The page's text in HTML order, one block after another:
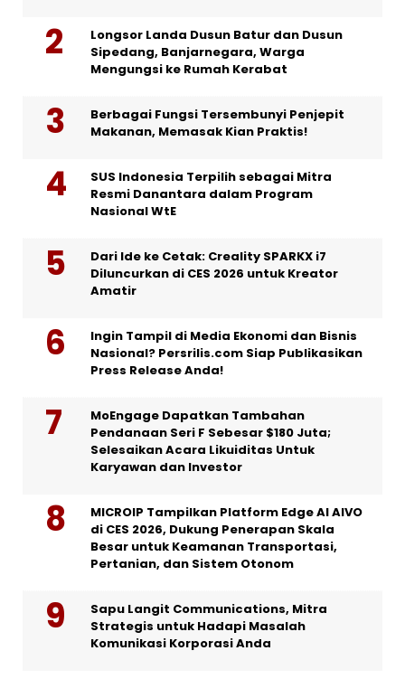
Longsor Landa Dusun Batur dan Dusun
Sipedang, Banjarnegara, Warga
Mengungsi ke Rumah Kerabat
Berbagai Fungsi Tersembunyi Penjepit
Makanan, Memasak Kian Praktis!
SUS Indonesia Terpilih sebagai Mitra
Resmi Danantara dalam Program
Nasional WtE
Dari Ide ke Cetak: Creality SPARKX i7
Diluncurkan di CES 2026 untuk Kreator
Amatir
Ingin Tampil di Media Ekonomi dan Bisnis
Nasional? Persrilis.com Siap Publikasikan
Press Release Anda!
MoEngage Dapatkan Tambahan
Pendanaan Seri F Sebesar $180 Juta;
Selesaikan Acara Likuiditas Untuk
Karyawan dan Investor
MICROIP Tampilkan Platform Edge AI AIVO
di CES 2026, Dukung Penerapan Skala
Besar untuk Keamanan Transportasi,
Pertanian, dan Sistem Otonom
Sapu Langit Communications, Mitra
Strategis untuk Hadapi Masalah
Komunikasi Korporasi Anda